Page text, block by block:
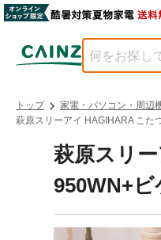
トップ 家電・パソコン・周辺
萩原スリーアイ HAGIHARA こた
萩原スリ
950WN+ビ